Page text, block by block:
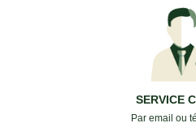
SERVICE
Par email ou